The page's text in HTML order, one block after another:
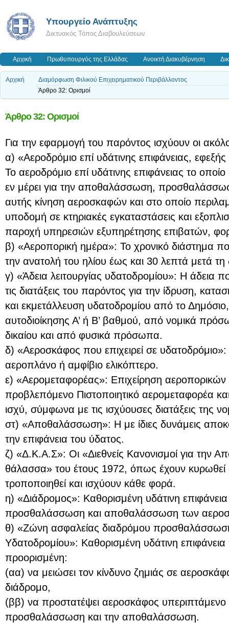
Υπουργείο Ανάπτυξης
Δικτυακός Τόπος Διαβουλεύσεων
Αρχική Πρωθυπουργός της Ελλάδας Ανοικτή Διακυβέρνηση
Αρχική
Διαμόρφωση Φιλικού Επιχειρηματικού Περιβάλλοντος
Άρθρο 32: Ορισμοί
Άρθρο 32: Ορισμοί
Για την εφαρμογή του παρόντος ισχύουν οι
α) «Αεροδρόμιο επί υδάτινης επιφάνειας,
Το αεροδρόμιο επί υδάτινης επιφάνειας το
εν μέρει για την αποθαλάσσωση,
αυτής κίνηση αεροσκαφών και στο οποίο
υποδομή σε κτηριακές εγκαταστάσεις και
παροχή υπηρεσιών εξυπηρέτησης επιβατών,
β) «Αεροπορική ημέρα»: Το χρονικό διάστημα
την ανατολή του ηλίου έως και 30 λεπτά μετά τη
γ) «Άδεια λειτουργίας υδατοδρομίου»: Η άδεια
τις διατάξεις του παρόντος για την ίδρυση,
και εκμετάλλευση υδατοδρομίου από το
αυτοδιοίκησης Α’ ή Β’ βαθμού, από νομικά
δικαίου και από φυσικά πρόσωπα.
δ) «Αεροσκάφος που επιχειρεί σε
αεροπλάνο ή αμφίβιο ελικόπτερο.
ε) «Αερομεταφορέας»: Επιχείρηση αεροπορικών
προβλεπόμενο Πιστοποιητικό αερομεταφορέα
ισχύ, σύμφωνα με τις ισχύουσες διατάξεις της
στ) «Αποθαλάσσωση»: Η με ίδιες δυνάμεις
την επιφάνεια του ύδατος.
ζ) «Δ.Κ.Α.Σ»: Οι «Διεθνείς Κανονισμοί για την
θάλασσα» του έτους 1972, όπως έχουν
τροποποιηθεί και ισχύουν κάθε φορά.
η) «Διάδρομος»: Καθορισμένη υδάτινη
προσθαλάσσωση και αποθαλάσσωση των
θ) «Ζώνη ασφαλείας διαδρόμου
Υδατοδρομίου»: Καθορισμένη υδάτινη επιφάνεια
προορισμένη:
(αα) να μειώσει τον κίνδυνο ζημιάς σε
διάδρομο,
(ββ) να προστατέψει αεροσκάφος υπεριπτάμενο
προσθαλάσσωση και την αποθαλάσσωση.